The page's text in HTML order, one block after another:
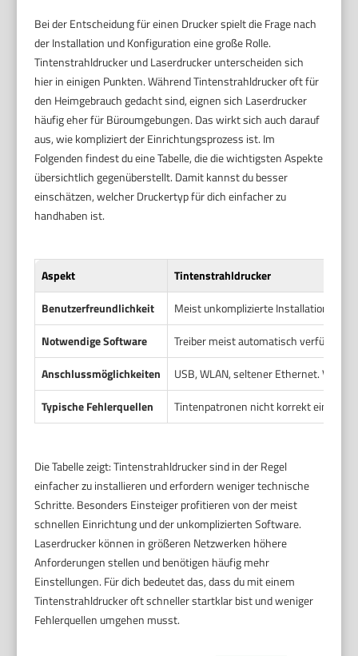
Bei der Entscheidung für einen Drucker spielt die Frage nach
der Installation und Konfiguration eine große Rolle.
Tintenstrahldrucker und Laserdrucker unterscheiden sich
hier in einigen Punkten. Während Tintenstrahldrucker oft für
den Heimgebrauch gedacht sind, eignen sich Laserdrucker
häufig eher für Büroumgebungen. Das wirkt sich auch darauf
aus, wie kompliziert der Einrichtungsprozess ist. Im
Folgenden findest du eine Tabelle, die die wichtigsten Aspekte
übersichtlich gegenüberstellt. Damit kannst du besser
einschätzen, welcher Druckertyp für dich einfacher zu
handhaben ist.
Aspekt
Tintenstrahldrucker
Benutzerfreundlichkeit
Meist unkomplizierte Installation, oft
Notwendige Software
Treiber meist automatisch verfügbar,
Anschlussmöglichkeiten
USB, WLAN, seltener Ethernet. Viele
Typische Fehlerquellen
Tintenpatronen nicht korrekt
Die Tabelle zeigt: Tintenstrahldrucker sind in der Regel
einfacher zu installieren und erfordern weniger technische
Schritte. Besonders Einsteiger profitieren von der meist
schnellen Einrichtung und der unkomplizierten Software.
Laserdrucker können in größeren Netzwerken höhere
Anforderungen stellen und benötigen häufig mehr
Einstellungen. Für dich bedeutet das, dass du mit einem
Tintenstrahldrucker oft schneller startklar bist und weniger
Fehlerquellen umgehen musst.